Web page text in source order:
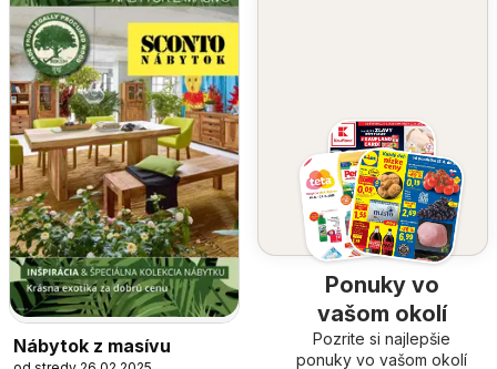
Nábytok z masívu
Ponuky vo
vašom okolí
Pozrite si najlepšie
ponuky vo vašom okolí